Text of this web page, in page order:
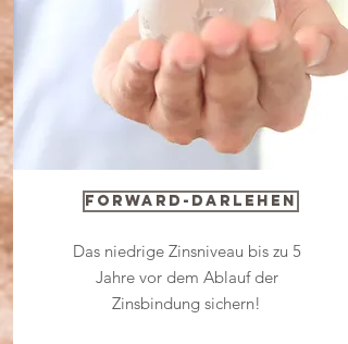
Forward-Darlehen
Das niedrige Zinsniveau bis zu 5
Jahre vor dem Ablauf der
Zinsbindung sichern!